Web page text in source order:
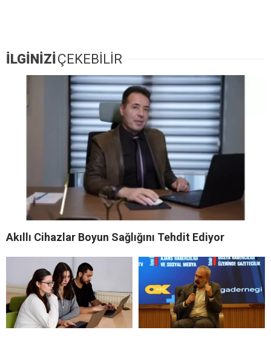
İLGİNİZİÇEKEBİLİR
Akıllı Cihazlar Boyun Sağlığını Tehdit Ediyor